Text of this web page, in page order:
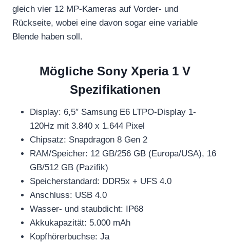
gleich vier 12 MP-Kameras auf Vorder- und
Rückseite, wobei eine davon sogar eine variable
Blende haben soll.
Mögliche Sony Xperia 1 V
Spezifikationen
Display: 6,5″ Samsung E6 LTPO-Display 1-
120Hz mit 3.840 x 1.644 Pixel
Chipsatz: Snapdragon 8 Gen 2
RAM/Speicher: 12 GB/256 GB (Europa/USA), 16
GB/512 GB (Pazifik)
Speicherstandard: DDR5x + UFS 4.0
Anschluss: USB 4.0
Wasser- und staubdicht: IP68
Akkukapazität: 5.000 mAh
Kopfhörerbuchse: Ja